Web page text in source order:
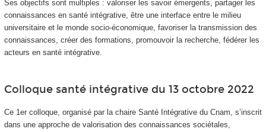
Ses objectifs sont multiples : valoriser les savoir émergents, partager les
connaissances en santé intégrative, être une interface entre le milieu
universitaire et le monde socio-économique, favoriser la transmission des
connaissances, créer des formations, promouvoir la recherche, fédérer les
acteurs en santé intégrative.
Colloque santé intégrative du 13 octobre 2022
Ce 1er colloque, organisé par la chaire Santé Intégrative du Cnam, s’inscrit
dans une approche de valorisation des connaissances sociétales,